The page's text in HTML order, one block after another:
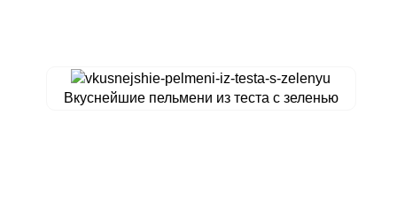
Вкуснейшие пельмени из теста с зеленью